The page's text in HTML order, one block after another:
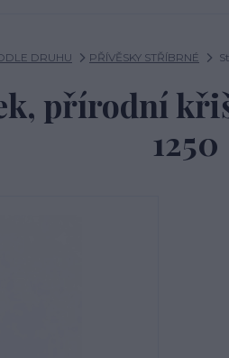
DRUHU PŘÍVĚSKY STŘÍBRNÉ
přírodní
1250